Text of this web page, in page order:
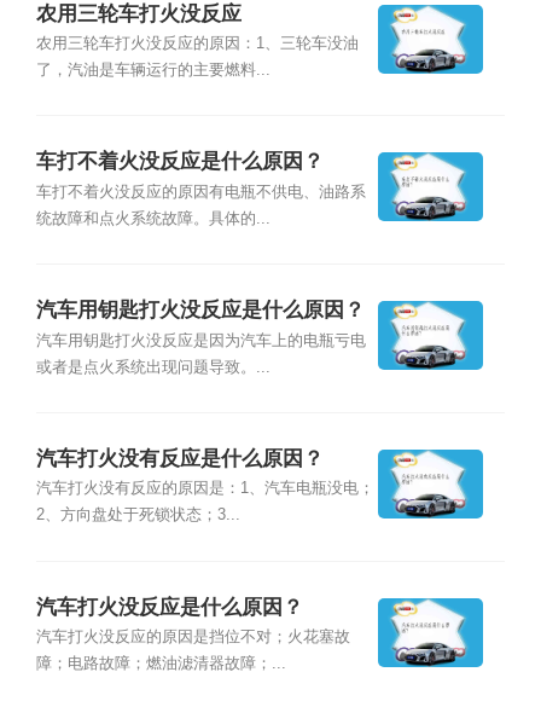
农用三轮车打火没反应
农用三轮车打火没反应的原因：1、三轮车没油
了，汽油是车辆运行的主要燃料...
车打不着火没反应是什么原因？
车打不着火没反应的原因有电瓶不供电、油路系
统故障和点火系统故障。具体的...
汽车用钥匙打火没反应是什么原因？
汽车用钥匙打火没反应是因为汽车上的电瓶亏电
或者是点火系统出现问题导致。...
汽车打火没有反应是什么原因？
汽车打火没有反应的原因是：1、汽车电瓶没电；
2、方向盘处于死锁状态；3...
汽车打火没反应是什么原因？
汽车打火没反应的原因是挡位不对；火花塞故
障；电路故障；燃油滤清器故障；...